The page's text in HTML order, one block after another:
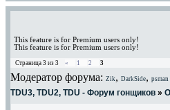
This feature is for Premium users only!
This feature is for Premium users only!
Страница 3 из 3 « 1 2 3
Модератор форума: Zik, DarkSide, psman
TDU3, TDU2, TDU - Форум гонщиков »